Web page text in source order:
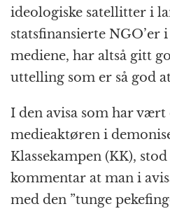
ideologiske satellitter i
statsfinansierte NGO’er
mediene, har altså gitt
uttelling som er så god
I den avisa som har
medieaktøren i
Klassekampen (KK),
kommentar at man i
med den ”tunge